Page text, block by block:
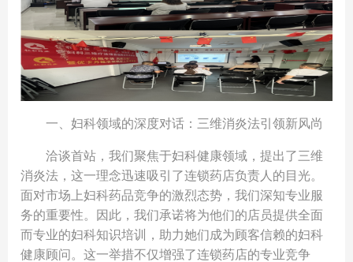
一、妇科领域的深度对话：三维消炎法引领新风尚
洽谈首站，我们聚焦于妇科健康领域，提出了三维
消炎法，这一理念迅速吸引了连锁药店负责人的目光。
面对市场上妇科药品竞争的激烈态势，我们深知专业服
务的重要性。因此，我们承诺将为他们的店员提供全面
而专业的妇科知识培训，助力她们成为顾客信赖的妇科
健康顾问。这一举措不仅增强了连锁药店的专业竞争